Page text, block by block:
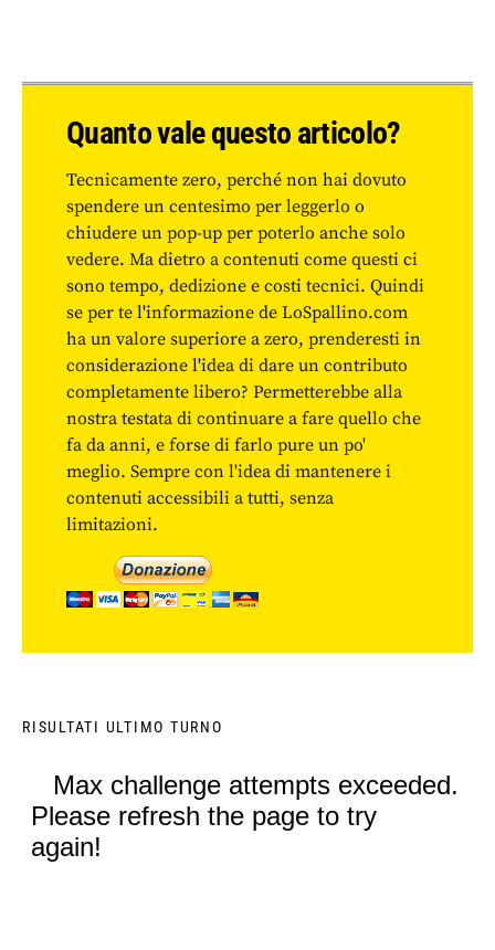
Quanto vale questo articolo?
Tecnicamente zero, perché non hai dovuto
spendere un centesimo per leggerlo o
chiudere un pop-up per poterlo anche solo
vedere. Ma dietro a contenuti come questi ci
sono tempo, dedizione e costi tecnici. Quindi
se per te l'informazione de LoSpallino.com
ha un valore superiore a zero, prenderesti in
considerazione l'idea di dare un contributo
completamente libero? Permetterebbe alla
nostra testata di continuare a fare quello che
fa da anni, e forse di farlo pure un po'
meglio. Sempre con l'idea di mantenere i
contenuti accessibili a tutti, senza
limitazioni.
RISULTATI ULTIMO TURNO